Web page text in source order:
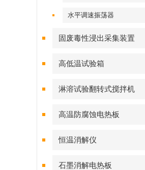
水平调速振荡器
固废毒性浸出采集装置
高低温试验箱
淋溶试验翻转式搅拌机
高温防腐蚀电热板
恒温消解仪
石墨消解电热板